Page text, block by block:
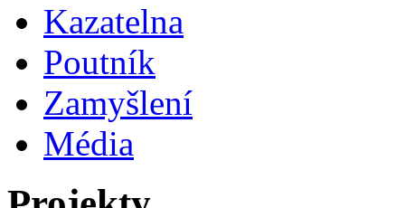
Kazatelna
Poutník
Zamyšlení
Média